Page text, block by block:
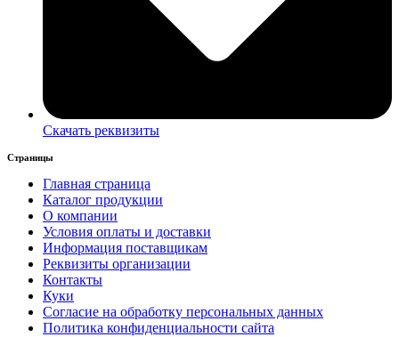
Скачать реквизиты
Страницы
Главная страница
Каталог продукции
О компании
Условия оплаты и доставки
Информация поставщикам
Реквизиты организации
Контакты
Куки
Согласие на обработку персональных данных
Политика конфиденциальности сайта